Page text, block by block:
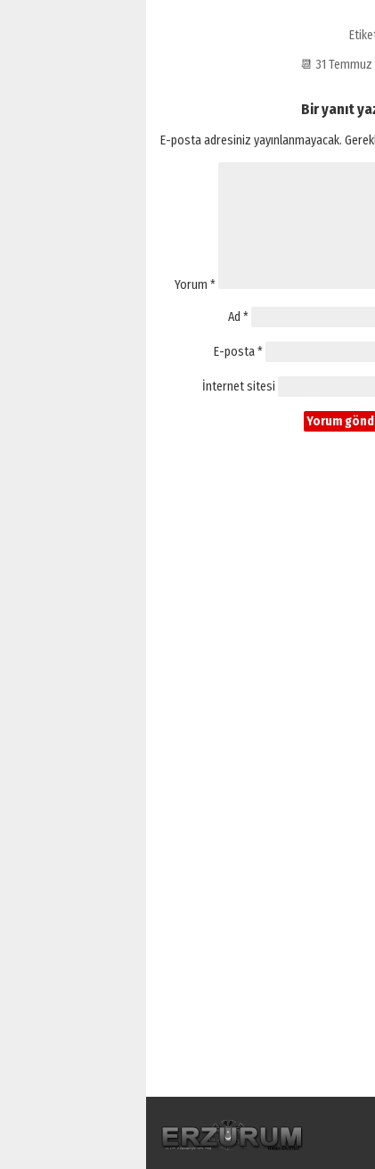
📆 31
Bir yanıt
E-posta adresiniz yayınlanmayacak.
Yorum *
Ad *
E-posta*
İnternet sitesi